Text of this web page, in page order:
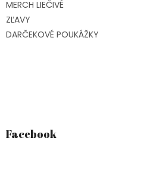
MERCH LIEČIVÉ
ZĽAVY
DARČEKOVÉ POUKÁŽKY
Facebook